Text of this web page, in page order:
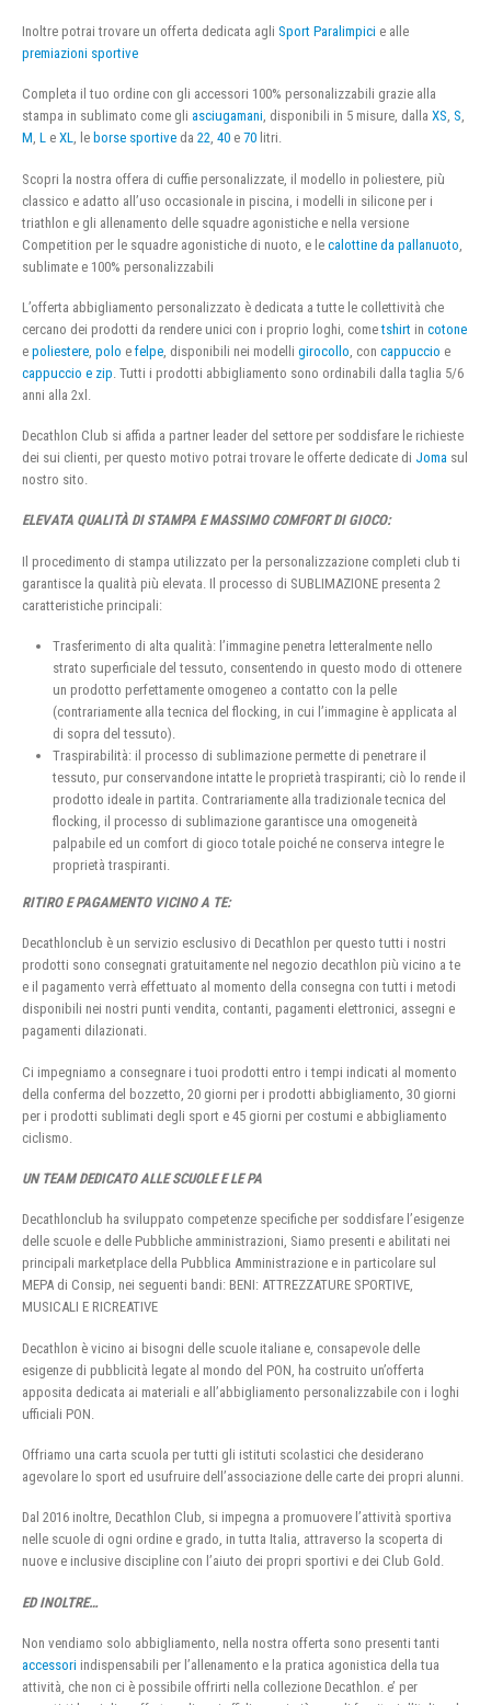
Inoltre potrai trovare un offerta dedicata agli Sport Paralimpici e alle
premiazioni sportive
Completa il tuo ordine con gli accessori 100% personalizzabili grazie alla
stampa in sublimato come gli asciugamani, disponibili in 5 misure, dalla XS, S,
M, L e XL, le borse sportive da 22, 40 e 70 litri.
Scopri la nostra offera di cuffie personalizzate, il modello in poliestere, più
classico e adatto all’uso occasionale in piscina, i modelli in silicone per i
triathlon e gli allenamento delle squadre agonistiche e nella versione
Competition per le squadre agonistiche di nuoto, e le calottine da pallanuoto
sublimate e 100% personalizzabili
L’offerta abbigliamento personalizzato è dedicata a tutte le collettività che
cercano dei prodotti da rendere unici con i proprio loghi, cometshirt in cotone
e poliestere polo e felpe , disponibili nei modelli girocollo , con cappuccio e
cappuccio e zip . Tutti i prodotti abbigliamento sono ordinabili dalla taglia 5/6
anni alla 2xl.
Decathlon Club si affida a partner leader del settore per soddisfare le richieste
dei sui clienti, per questo motivo potrai trovare le offerte dedicate di Joma sul
nostro sito.
ELEVATA QUALITÀ DI STAMPA E MASSIMO COMFORT DI GIOCO:
Il procedimento di stampa utilizzato per la personalizzazione completi club ti
garantisce la qualità più elevata. Il processo di SUBLIMAZIONE presenta 2
caratteristiche principali:
Trasferimento di alta qualità: l’immagine penetra letteralmente nello
strato superficiale del tessuto, consentendo in questo modo di ottenere
un prodotto perfettamente omogeneo a contatto con la pelle
(contrariamente alla tecnica del flocking, in cui l’immagine è applicata al
di sopra del tessuto).
Traspirabilità: il processo di sublimazione permette di penetrare il
tessuto, pur conservandone intatte le proprietà traspiranti; ciò lo rende il
prodotto ideale in partita. Contrariamente alla tradizionale tecnica del
flocking, il processo di sublimazione garantisce una omogeneità
palpabile ed un comfort di gioco totale poiché ne conserva integre le
proprietà traspiranti.
RITIRO E PAGAMENTO VICINO A TE:
Decathlonclub è un servizio esclusivo di Decathlon per questo tutti i nostri
prodotti sono consegnati gratuitamente nel negozio decathlon più vicino a te
e il pagamento verrà effettuato al momento della consegna con tutti i metodi
disponibili nei nostri punti vendita, contanti, pagamenti elettronici, assegni e
pagamenti dilazionati.
Ci impegniamo a consegnare i tuoi prodotti entro i tempi indicati al momento
della conferma del bozzetto, 20 giorni per i prodotti abbigliamento, 30 giorni
per i prodotti sublimati degli sport e 45 giorni per costumi e abbigliamento
ciclismo.
UN TEAM DEDICATO ALLE SCUOLE E LE PA
Decathlonclub ha sviluppato competenze specifiche per soddisfare l’esigenze
delle scuole e delle Pubbliche amministrazioni, Siamo presenti e abilitati nei
principali marketplace della Pubblica Amministrazione e in particolare sul
MEPA di Consip, nei seguenti bandi: BENI: ATTREZZATURE SPORTIVE,
MUSICALI E RICREATIVE
Decathlon è vicino ai bisogni delle scuole italiane e, consapevole delle
esigenze di pubblicità legate al mondo del PON, ha costruito un’offerta
apposita dedicata ai materiali e all’abbigliamento personalizzabile con i loghi
ufficiali PON.
Offriamo una carta scuola per tutti gli istituti scolastici che desiderano
agevolare lo sport ed usufruire dell’associazione delle carte dei propri alunni.
Dal 2016 inoltre, Decathlon Club, si impegna a promuovere l’attività sportiva
nelle scuole di ogni ordine e grado, in tutta Italia, attraverso la scoperta di
nuove e inclusive discipline con l’aiuto dei propri sportivi e dei Club Gold.
ED INOLTRE…
Non vendiamo solo abbigliamento, nella nostra offerta sono presenti tanti
accessori indispensabili per l’allenamento e la pratica agonistica della tua
attività, che non ci è possibile offrirti nella collezione Decathlon. e’ per